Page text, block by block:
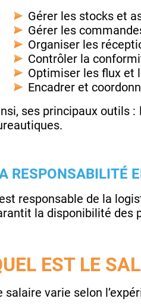
Gérer les stocks et
Gérer les
Organiser les
Contrôler la
Optimiser les flux et
Encadrer et
ses principaux outils
RESPONSABILITÉ
responsable de la
la disponibilité des
EST LE
salaire varie selon